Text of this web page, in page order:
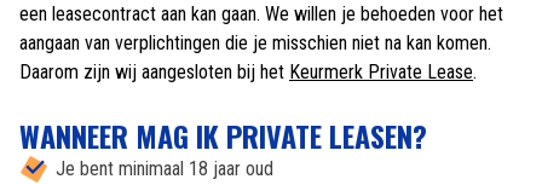
een leasecontract aan kan gaan. We willen je behoeden voor het
aangaan van verplichtingen die je misschien niet na kan komen.
Daarom zijn wij aangesloten bij het Keurmerk Private Lease.
WANNEER MAG IK PRIVATE LEASEN?
Je bent minimaal 18 jaar oud